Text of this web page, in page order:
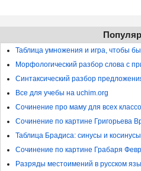
Таблица умножения и игра, чтобы
Морфологический разбор слова с
Синтаксический разбор
Все для учебы на uchim.org
Сочинение про маму для всех
Сочинение по картине Григорьева
Таблица Брадиса: синусы и
Сочинение по картине Грабаря
Разряды местоимений в русском